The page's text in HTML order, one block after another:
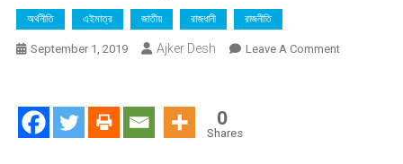
অর্থনীতি এইমাত্র জাতীয় রাজধানী রাজনীতি
September 1, 2019 Ajker Desh Leave A CommentOn
0
Shares